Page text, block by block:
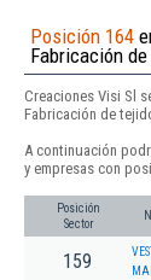
Posición 164
Fabricación
Creaciones Visi Sl
Fabricación de
A continuación
y empresas con
Posición
Sector
159